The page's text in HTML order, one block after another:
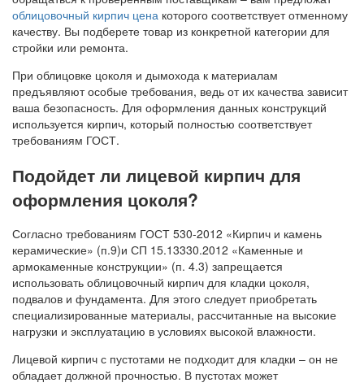
облицовочный кирпич цена которого соответствует отменному
качеству. Вы подберете товар из конкретной категории для
стройки или ремонта.
При облицовке цоколя и дымохода к материалам
предъявляют особые требования, ведь от их качества зависит
ваша безопасность. Для оформления данных конструкций
используется кирпич, который полностью соответствует
требованиям ГОСТ.
Подойдет ли лицевой кирпич для
оформления цоколя?
Согласно требованиям ГОСТ 530-2012 «Кирпич и камень
керамические» (п.9)и СП 15.13330.2012 «Каменные и
армокаменные конструкции» (п. 4.3) запрещается
использовать облицовочный кирпич для кладки цоколя,
подвалов и фундамента. Для этого следует приобретать
специализированные материалы, рассчитанные на высокие
нагрузки и эксплуатацию в условиях высокой влажности.
Лицевой кирпич с пустотами не подходит для кладки – он не
обладает должной прочностью. В пустотах может